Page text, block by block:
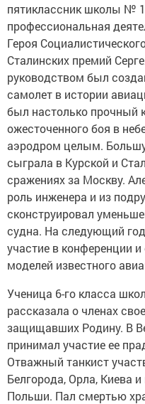
пятиклассник школы №
профессиональная
Героя
Сталинских премий
руководством был
самолет в истории
был настолько прочный
ожесточенного боя в
аэродром целым.
сыграла в Курской и
сражениях за Москву.
роль инженера и из
сконструировал
судна. На следующий
участие в конференции
моделей известного
Ученица 6-го класса
рассказала о членах
защищавших Родину. В
принимал участие ее
Отважный танкист
Белгорода, Орла, Киева
Польши. Пал смертью